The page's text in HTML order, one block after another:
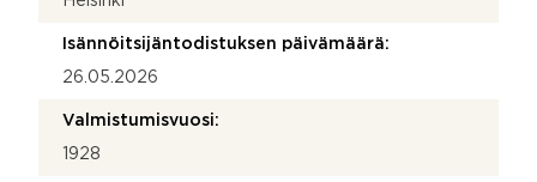
Isännöitsijäntodistuksen päivämäärä:
26.05.2026
Valmistumisvuosi:
1928